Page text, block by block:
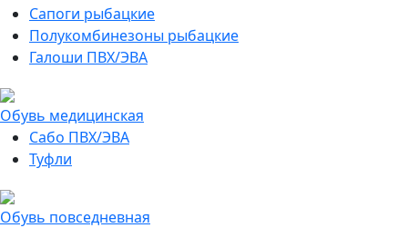
Сапоги рыбацкие
Полукомбинезоны рыбацкие
Галоши ПВХ/ЭВА
Обувь медицинская
Сабо ПВХ/ЭВА
Туфли
Обувь повседневная